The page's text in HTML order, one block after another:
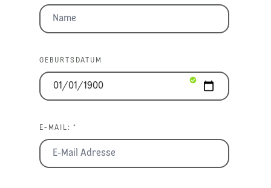
GEBURTSDATUM
E-MAIL: *